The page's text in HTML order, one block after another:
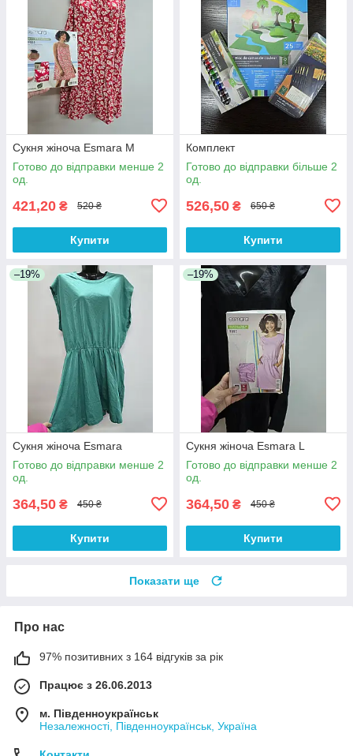
Сукня жіноча Esmara M
Готово до відправки менше 2
од.
421,20 ₴ 520 ₴
Купити
Комплект
Готово до відправки більше 2
од.
526,50 ₴ 650 ₴
Купити
–19%
Сукня жіноча Esmara
Готово до відправки менше 2
од.
364,50 ₴ 450 ₴
Купити
–19%
Сукня жіноча Esmara L
Готово до відправки менше 2
од.
364,50 ₴ 450 ₴
Купити
Показати ще
Про нас
97% позитивних з 164 відгуків за рік
Працює з 26.06.2013
м. Південноукраїнськ
Незалежності, Південноукраїнськ, Україна